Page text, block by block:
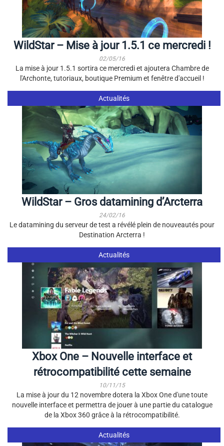
WildStar – Mise à jour 1.5.1 ce mercredi !
02/05/16
La mise à jour 1.5.1 sortira ce mercredi et ajoutera Chambre de
l'Archonte, tutoriaux, boutique Premium et fenêtre d'accueil !
Actualités
WildStar – Gros datamining d’Arcterra
24/02/16
Le datamining du serveur de test a révélé plein de nouveautés pour
Destination Arcterra !
Actualités
Xbox One – Nouvelle interface et
rétrocompatibilité cette semaine
10/11/15
La mise à jour du 12 novembre dotera la Xbox One d'une toute
nouvelle interface et permettra de jouer à une partie du catalogue
de la Xbox 360 grâce à la rétrocompatibilité.
Actualités